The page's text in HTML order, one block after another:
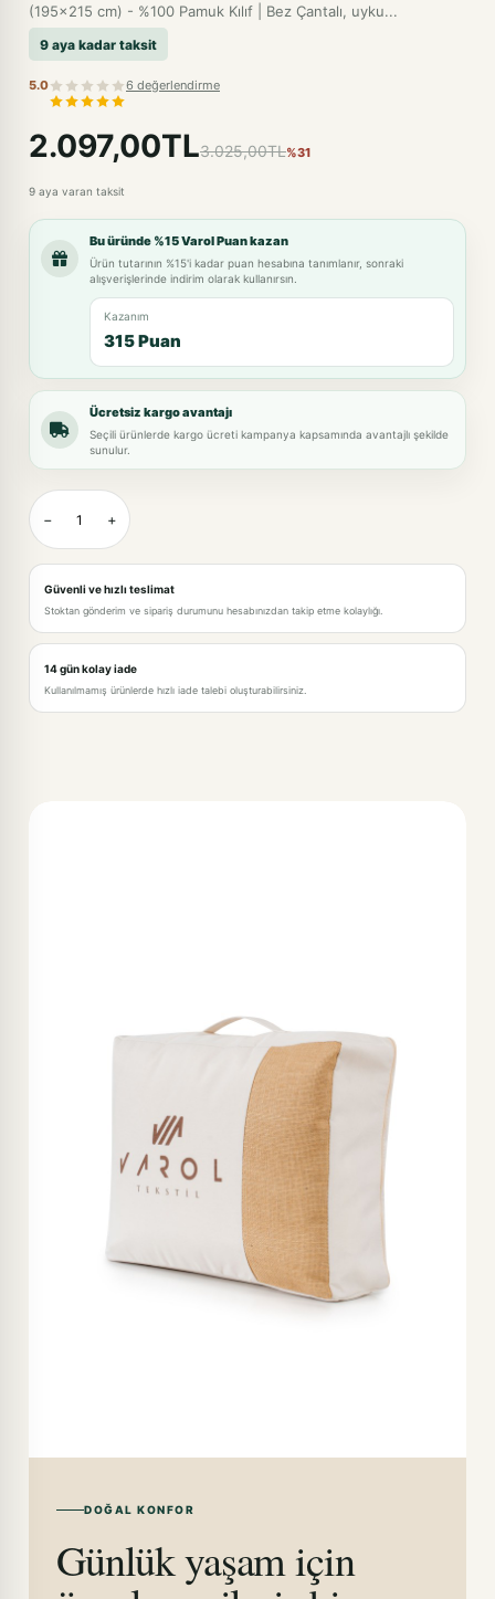
(195x215 cm) - %100 Pamuk Kılıf | Bez Çantalı, uyku...
9 aya kadar taksit
5.0 6 değerlendirme
2.097,00TL3.025,00TL%31
9 aya varan taksit
Bu üründe %15 Varol Puan kazan
Ürün tutarının %15'i kadar puan hesabına tanımlanır, sonraki
alışverişlerinde indirim olarak kullanırsın.
Kazanım
315 Puan
Ücretsiz kargo avantajı
Seçili ürünlerde kargo ücreti kampanya kapsamında avantajlı şekilde
sunulur.
− +
Güvenli ve hızlı teslimat
Stoktan gönderim ve sipariş durumunu hesabınızdan takip etme kolaylığı.
14 gün kolay iade
Kullanılmamış ürünlerde hızlı iade talebi oluşturabilirsiniz.
DOĞAL KONFOR
Günlük yaşam için